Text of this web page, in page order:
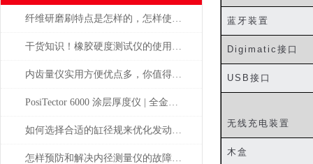
纤维研磨刷特点是怎样的，怎样使用才正确
干货知识！橡胶硬度测试仪的使用说明
内齿量仪实用方便优点多，你值得拥有
PosiTector 6000 涂层厚度仪 | 全金属通用 高精度工业测厚解决方案
如何选择合适的缸径规来优化发动机性能？
怎样预防和解决内径测量仪的故障问题？
蓝牙装置
Digimatic 接口
USB 接口
无线充电装置
木盒